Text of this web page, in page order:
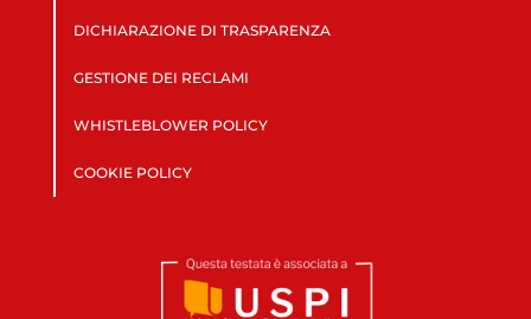
DICHIARAZIONE DI TRASPARENZA
GESTIONE DEI RECLAMI
WHISTLEBLOWER POLICY
COOKIE POLICY